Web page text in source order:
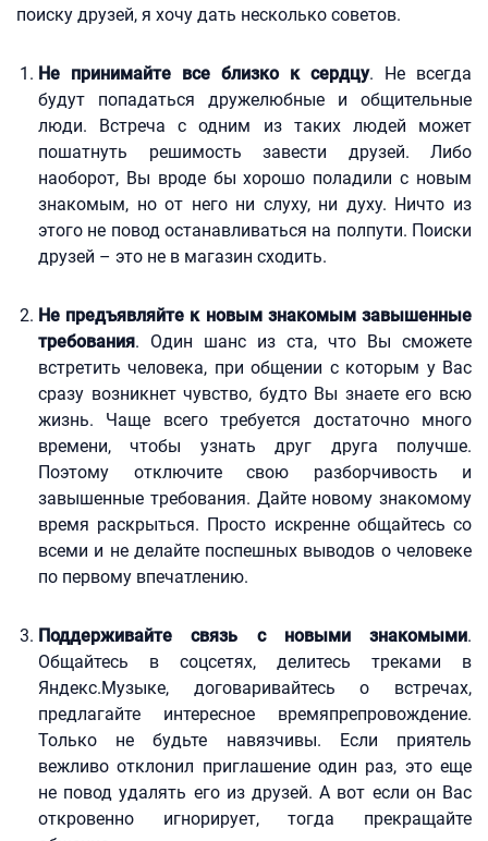
поиску друзей, я хочу дать несколько советов.
Не принимайте все близко к сердцу. Не всегда
будут попадаться дружелюбные и общительные
люди. Встреча с одним из таких людей может
пошатнуть решимость завести друзей. Либо
наоборот, Вы вроде бы хорошо поладили с новым
знакомым, но от него ни слуху, ни духу. Ничто из
этого не повод останавливаться на полпути. Поиски
друзей – это не в магазин сходить.
Не предъявляйте к новым знакомым завышенные
требования. Один шанс из ста, что Вы сможете
встретить человека, при общении с которым у Вас
сразу возникнет чувство, будто Вы знаете его всю
жизнь. Чаще всего требуется достаточно много
времени, чтобы узнать друг друга получше.
Поэтому отключите свою разборчивость и
завышенные требования. Дайте новому знакомому
время раскрыться. Просто искренне общайтесь со
всеми и не делайте поспешных выводов о человеке
по первому впечатлению.
Поддерживайте связь с новыми знакомыми.
Общайтесь в соцсетях, делитесь треками в
Яндекс.Музыке, договаривайтесь о встречах,
предлагайте интересное времяпрепровождение.
Только не будьте навязчивы. Если приятель
вежливо отклонил приглашение один раз, это еще
не повод удалять его из друзей. А вот если он Вас
откровенно игнорирует, тогда прекращайте